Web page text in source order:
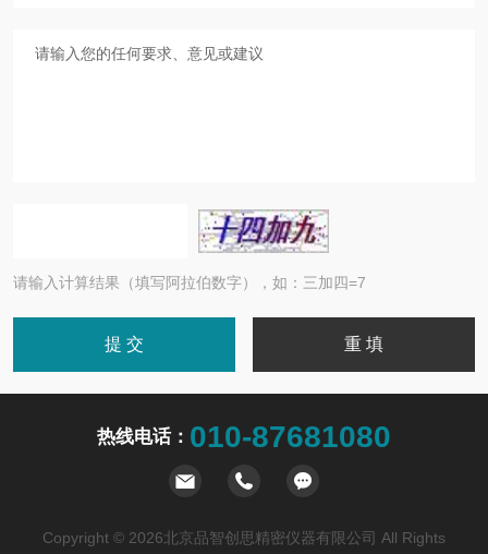
请输入计算结果（填写阿拉伯数字），如：三加四=7
热线电话： 010-87681080
Copyright © 2026北京品智创思精密仪器有限公司 All Rights